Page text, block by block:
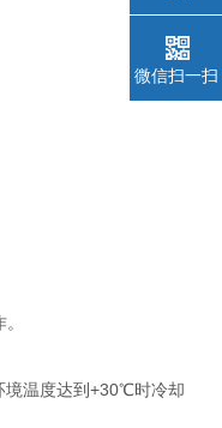
境温度达到+30℃时冷却
微信扫一扫